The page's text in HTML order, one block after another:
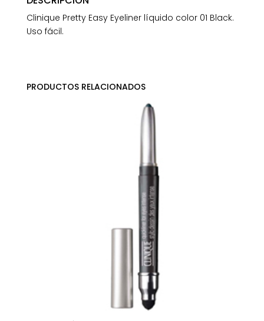
Clinique Pretty Easy Eyeliner líquido color 01 Black.
Uso fácil.
PRODUCTOS RELACIONADOS